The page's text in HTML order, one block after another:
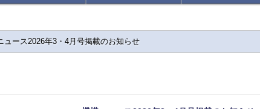
ュース2026年3・4月号掲載のお知らせ